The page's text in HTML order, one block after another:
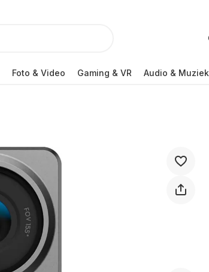
Foto & Video Gaming & VR Audio & Muziek